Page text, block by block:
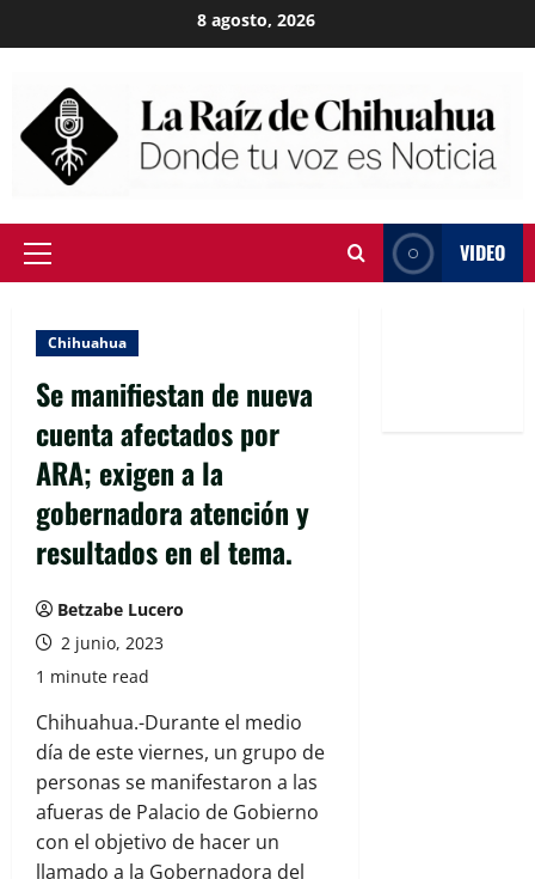
to
8 agosto, 2026
Primary
VIDEO
Chihuahua
Se manifiestan de nueva
cuenta afectados por
ARA; exigen a la
gobernadora atención y
resultados en el tema.
Betzabe Lucero
2 junio, 2023
1 minute read
Chihuahua.-Durante el medio
día de este viernes, un grupo de
personas se manifestaron a las
afueras de Palacio de Gobierno
con el objetivo de hacer un
llamado a la Gobernadora del